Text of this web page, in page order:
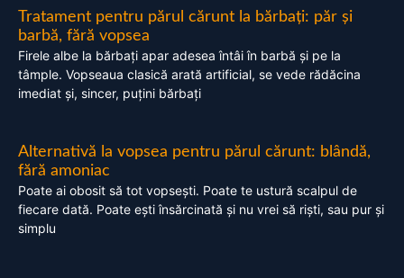
Tratament pentru părul cărunt la bărbați: păr și
barbă, fără vopsea
Firele albe la bărbați apar adesea întâi în barbă și pe la
tâmple. Vopseaua clasică arată artificial, se vede rădăcina
imediat și, sincer, puțini bărbați
Alternativă la vopsea pentru părul cărunt: blândă,
fără amoniac
Poate ai obosit să tot vopsești. Poate te ustură scalpul de
fiecare dată. Poate ești însărcinată și nu vrei să riști, sau pur și
simplu